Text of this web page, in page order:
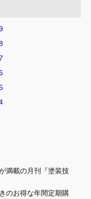
満載の月刊『塗装技
のお得な年間定期購